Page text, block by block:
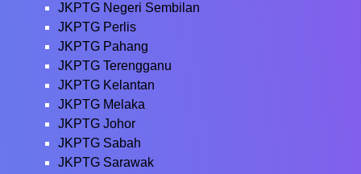
JKPTG Negeri Sembilan
JKPTG Perlis
JKPTG Pahang
JKPTG Terengganu
JKPTG Kelantan
JKPTG Melaka
JKPTG Johor
JKPTG Sabah
JKPTG Sarawak